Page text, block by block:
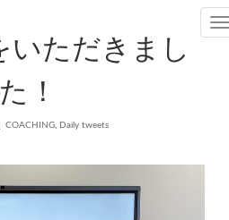
いただきまし
た！
COACHING, Daily tweets